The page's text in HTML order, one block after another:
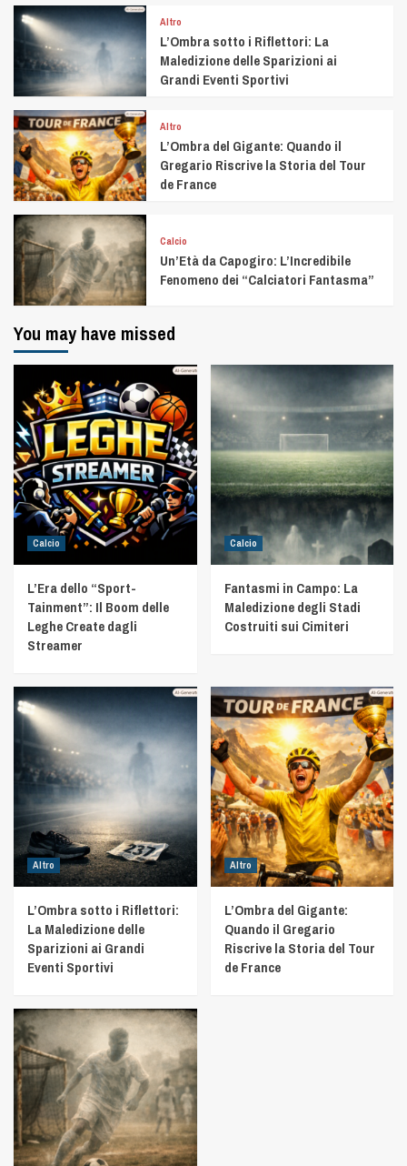
Altro
L’Ombra sotto i Riflettori: La
Maledizione delle Sparizioni ai
Grandi Eventi Sportivi
Altro
L’Ombra del Gigante: Quando il
Gregario Riscrive la Storia del Tour
de France
Calcio
Un’Età da Capogiro: L’Incredibile
Fenomeno dei “Calciatori Fantasma”
You may have missed
Calcio
L’Era dello “Sport-
Tainment”: Il Boom delle
Leghe Create dagli
Streamer
Calcio
Fantasmi in Campo: La
Maledizione degli Stadi
Costruiti sui Cimiteri
Altro
L’Ombra sotto i Riflettori:
La Maledizione delle
Sparizioni ai Grandi
Eventi Sportivi
Altro
L’Ombra del Gigante:
Quando il Gregario
Riscrive la Storia del Tour
de France